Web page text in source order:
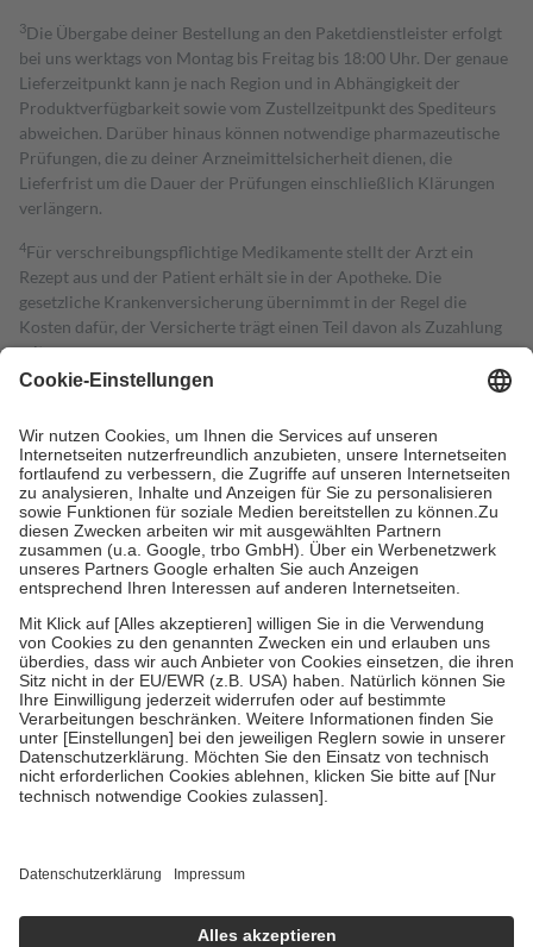
3Die Übergabe deiner Bestellung an den Paketdienstleister erfolgt
bei uns werktags von Montag bis Freitag bis 18:00 Uhr. Der genaue
Lieferzeitpunkt kann je nach Region und in Abhängigkeit der
Produktverfügbarkeit sowie vom Zustellzeitpunkt des Spediteurs
abweichen. Darüber hinaus können notwendige pharmazeutische
Prüfungen, die zu deiner Arzneimittelsicherheit dienen, die
Lieferfrist um die Dauer der Prüfungen einschließlich Klärungen
verlängern.
4Für verschreibungspflichtige Medikamente stellt der Arzt ein
Rezept aus und der Patient erhält sie in der Apotheke. Die
gesetzliche Krankenversicherung übernimmt in der Regel die
Kosten dafür, der Versicherte trägt einen Teil davon als Zuzahlung
mit.
Grundsätzlich leisten Mitglieder Zuzahlungen in Höhe von zehn
höchstens zehn Euro.
Es sind jedoch nie mehr als die tatsächlichen
Kosten der Leistung zu entrichten.
Diese Regeln gelten grundsätzlich auch für Online-Apotheken.
Bei Heilmitteln und häuslicher Krankenpflege beträgt die
Zuzahlung zehn Prozent der Kosten sowie zehn Euro je
Verordnung.
Um das Engagement der Versicherten für ihre eigene Gesundheit zu
stärken und die besondere Stellung der Familie zu unterstützen,
fallenkeine Zuzahlungenan bei:
• Kindern und Jugendlichen bis zum vollendeten 18. Lebensjahr
mit Ausnahme der Fahrkosten
• Untersuchungen zur Vorsorge und Früherkennung, die von der
GKV getragen werden
• empfohlenen Schutzimpfungen
• Harn- und Blutteststreifen
getroffen, um sicherzustellen, dass es sich um echte Bewertungen
https://help.etrusted.com/hc/de/articles/4419944605341